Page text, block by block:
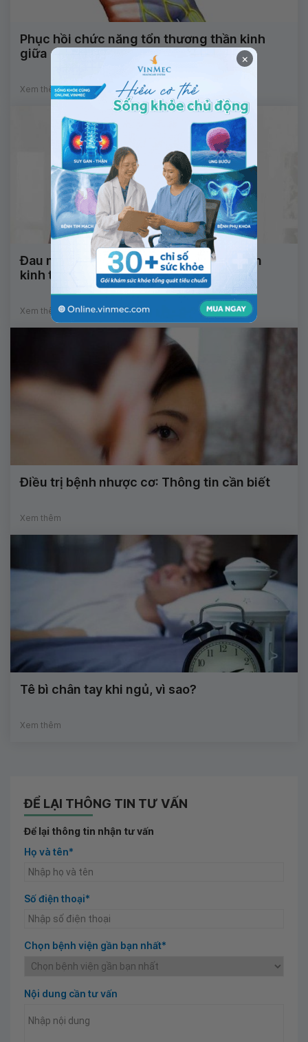
Phục hồi chức năng tổn thương thần kinh
giữa
Xem thêm
Đau nhức cơ sau phẫu thuật đám rối thần
kinh tay phải khắc phục thế nào?
Xem thêm
Điều trị bệnh nhược cơ: Thông tin cần biết
Xem thêm
Tê bì chân tay khi ngủ, vì sao?
Xem thêm
ĐỂ LẠI THÔNG TIN TƯ VẤN
Để lại thông tin nhận tư vấn
Họ và tên*
Số điện thoại*
Chọn bệnh viện gần bạn nhất*
Nội dung cần tư vấn
×